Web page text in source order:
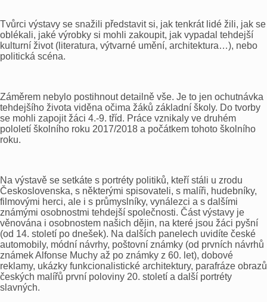
Tvůrci výstavy se snažili představit si, jak tenkrát lidé žili, jak se
oblékali, jaké výrobky si mohli zakoupit, jak vypadal tehdejší
kulturní život (literatura, výtvarné umění, architektura…), nebo
politická scéna.
Záměrem nebylo postihnout detailně vše. Je to jen ochutnávka
tehdejšího života viděna očima žáků základní školy. Do tvorby
se mohli zapojit žáci 4.-9. tříd. Práce vznikaly ve druhém
pololetí školního roku 2017/2018 a počátkem tohoto školního
roku.
Na výstavě se setkáte s portréty politiků, kteří stáli u zrodu
Československa, s některými spisovateli, s malíři, hudebníky,
filmovými herci, ale i s průmyslníky, vynálezci a s dalšími
známými osobnostmi tehdejší společnosti. Část výstavy je
věnována i osobnostem našich dějin, na které jsou žáci pyšní
(od 14. století po dnešek). Na dalších panelech uvidíte české
automobily, módní návrhy, poštovní známky (od prvních návrhů
známek Alfonse Muchy až po známky z 60. let), dobové
reklamy, ukázky funkcionalistické architektury, parafráze obrazů
českých malířů první poloviny 20. století a další portréty
slavných.